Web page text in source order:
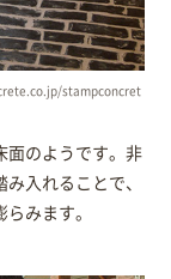
stampconcret
面のようです。非
入れることで、
みます。